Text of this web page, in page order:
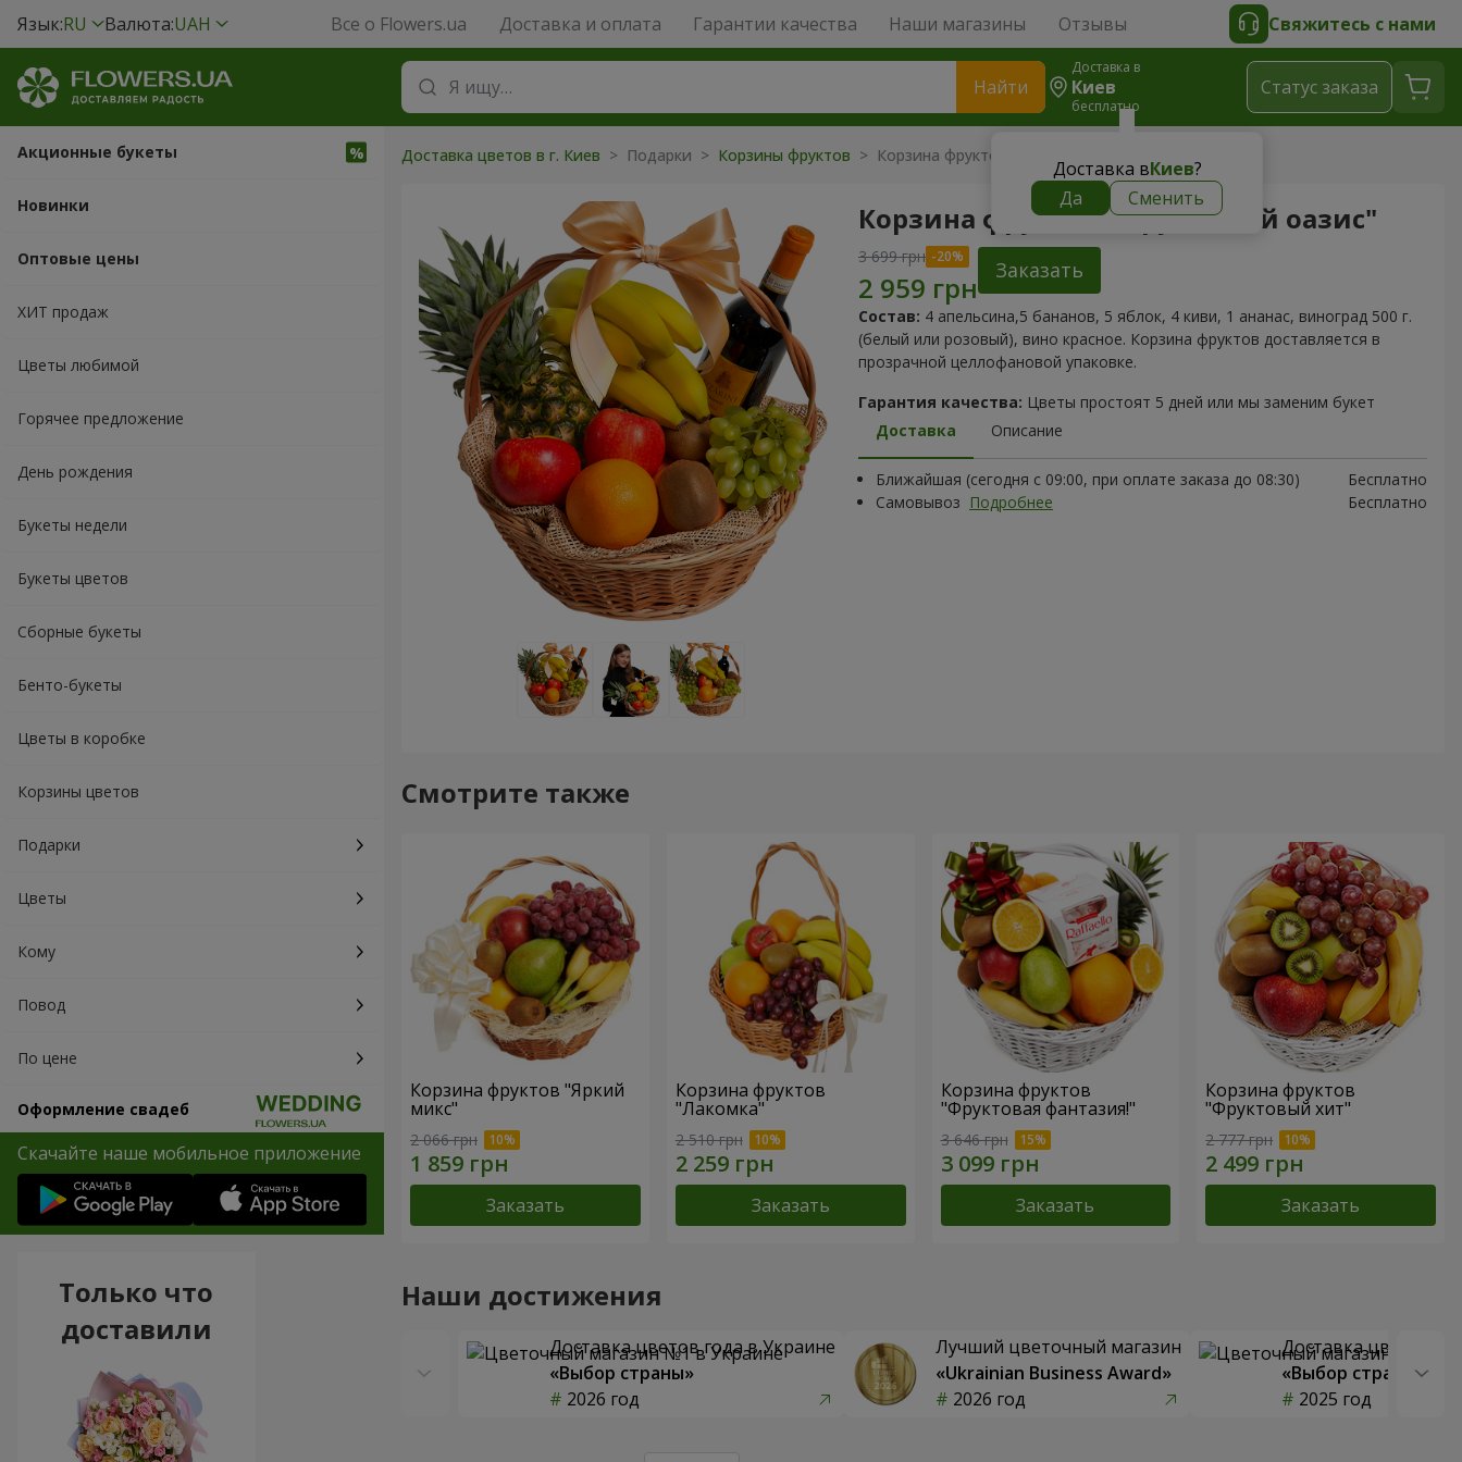
Язык:RU Валюта:UAH Все о Flowers.ua Доставка и оплата Гарантии качества Наши магазины Отзывы Свяжитесь с нами
Найти
Доставка в
Киев
бесплатно
Доставка вКиев?
Да
Сменить
Cтатус заказа
Акционные букеты
Новинки
Оптовые цены
ХИТ продаж
Цветы любимой
Горячее предложение
День рождения
Букеты недели
Букеты цветов
Сборные букеты
Бенто-букеты
Цветы в коробке
Корзины цветов
Подарки
Цветы
Кому
Повод
По цене
Оформление свадеб
Скачайте наше мобильное приложение
Доставка цветов в г. Киев > Подарки > Корзины фруктов > Корзина фруктов "Фруктовый оазис"
Корзина фруктов "Фруктовый оазис"
3 699 грн
Заказать
Состав: 4 апельсина,5 бананов, 5 яблок, 4 киви, 1 ананас, виноград 500 г.
(белый или розовый), вино красное. Корзина фруктов доставляется в
прозрачной целлофановой упаковке.
Гарантия качества: Цветы простоят 5 дней или мы заменим букет
Доставка
Описание
Ближайшая (сегодня с 09:00, при оплате заказа до 08:30)
Бесплатно
Самовывоз Подробнее Бесплатно
Смотрите также
Корзина фруктов "Яркий
микс"
2 066 грн
Заказать
Корзина фруктов
"Лакомка"
2 510 грн
Заказать
Корзина фруктов
"Фруктовая фантазия!"
3 646 грн
Заказать
Корзина фруктов
"Фруктовый хит"
2 777 грн
Заказать
Наши достижения
Доставка цветов года в Украине
«Выбор страны»
2026 год
Лучший цветочный магазин
«Ukrainian Business Award»
2026 год
Доставка цветов
«Выбор страны»
2025 год
Только что
доставили